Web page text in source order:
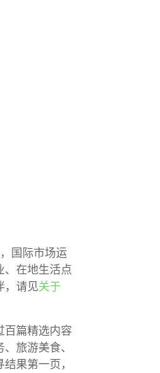
国际市场运
、在地生活点
，请见关于
百篇精选内容
旅游美食、
果第一页，